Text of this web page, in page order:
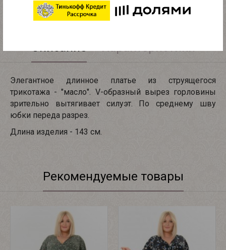
Частичная предоплата - 450 рублей
Элегантное длинное платье из струящегося
трикотажа - "масло". V-образный вырез горловины
зрительно вытягивает силуэт. По среднему шву
юбки переда разрез.
Длина изделия - 143 см.
Рекомендуемые товары